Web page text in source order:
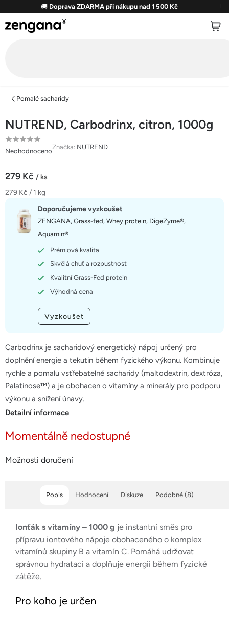
obsah
🚚 Doprava ZDARMA při nákupu nad 1 500 Kč
Pomalé sacharidy
NUTREND, Carbodrinx, citron, 1000g
Průměrné
hodnocení
je
0,0
hvězdiček.
Neohodnoceno
Značka: NUTREND
279 Kč / ks
Měrná
279 Kč / 1 kg
Momentálně nedostupné
Možnosti doručení
Carbodrinx je sacharidový energetický nápoj určený pro
doplnění energie a tekutin během fyzického výkonu. Kombinuje
rychle a pomalu vstřebatelné sacharidy (maltodextrin, dextróza,
Palatinose™) a je obohacen o vitamíny a minerály pro podporu
výkonu a snížení únavy.
Doporučujeme vyzkoušet
ZENGANA, Grass-fed, Whey protein, DigeZyme®,
Aquamin®
Prémiová kvalita
Skvělá chuť a rozpustnost
Kvalitní Grass-Fed protein
Výhodná cena
Vyzkoušet
Detailní informace
Popis Podobné (8)
Hodnocení Diskuze
Ionťák s vitamíny – 1000 g je instantní směs pro
přípravu iontového nápoje obohaceného o komplex
vitamínů skupiny B a vitamín C. Pomáhá udržovat
správnou hydrataci a doplňuje energii během fyzické
zátěže.
Pro koho je určen